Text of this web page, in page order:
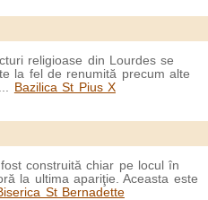
religioase din Lourdes se
la fel de renumită precum alte
Bazilica St Pius X
construită chiar pe locul în
la ultima apariţie. Aceasta este
St Bernadette